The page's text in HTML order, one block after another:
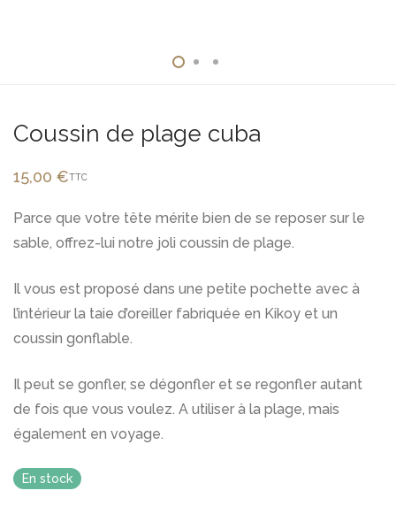
Coussin de plage cuba
15,00 €TTC
Parce que votre tête mérite bien de se reposer sur le
sable, offrez-lui notre joli coussin de plage.
Il vous est proposé dans une petite pochette avec à
l’intérieur la taie d’oreiller fabriquée en Kikoy et un
coussin gonflable.
Il peut se gonfler, se dégonfler et se regonfler autant
de fois que vous voulez. A utiliser à la plage, mais
également en voyage.
En stock